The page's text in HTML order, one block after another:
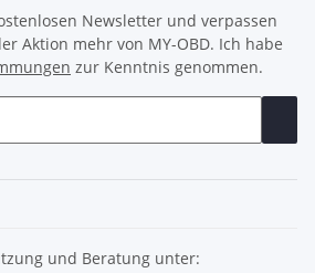
Newsletter und verpassen
Aktion mehr von MY-OBD. Ich habe
zur Kenntnis genommen.
und Beratung unter: